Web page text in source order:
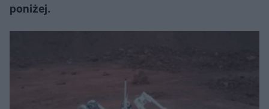
poniżej.